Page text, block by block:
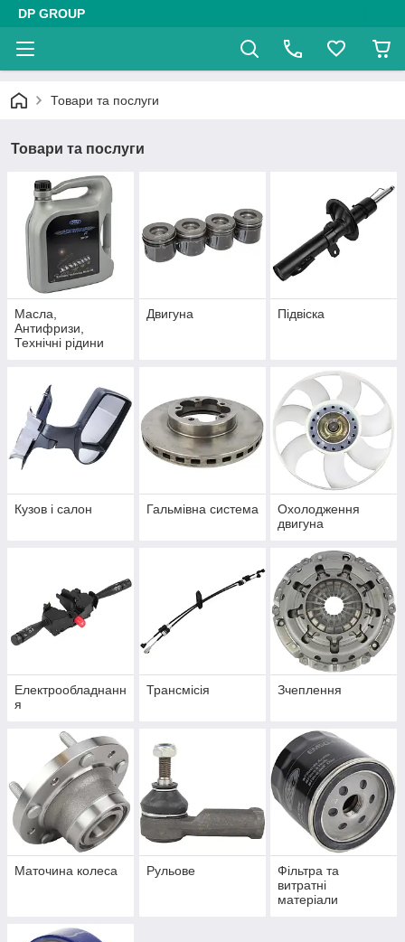
DP GROUP
Товари та послуги
Товари та послуги
Масла,
Антифризи,
Технічні рідини
Двигуна Підвіска
Кузов і салон Гальмівна система
Охолодження
двигуна
Електрообладнанн
я
Трансмісія Зчеплення
Маточина колеса Рульове
Фільтра та
витратні
матеріали